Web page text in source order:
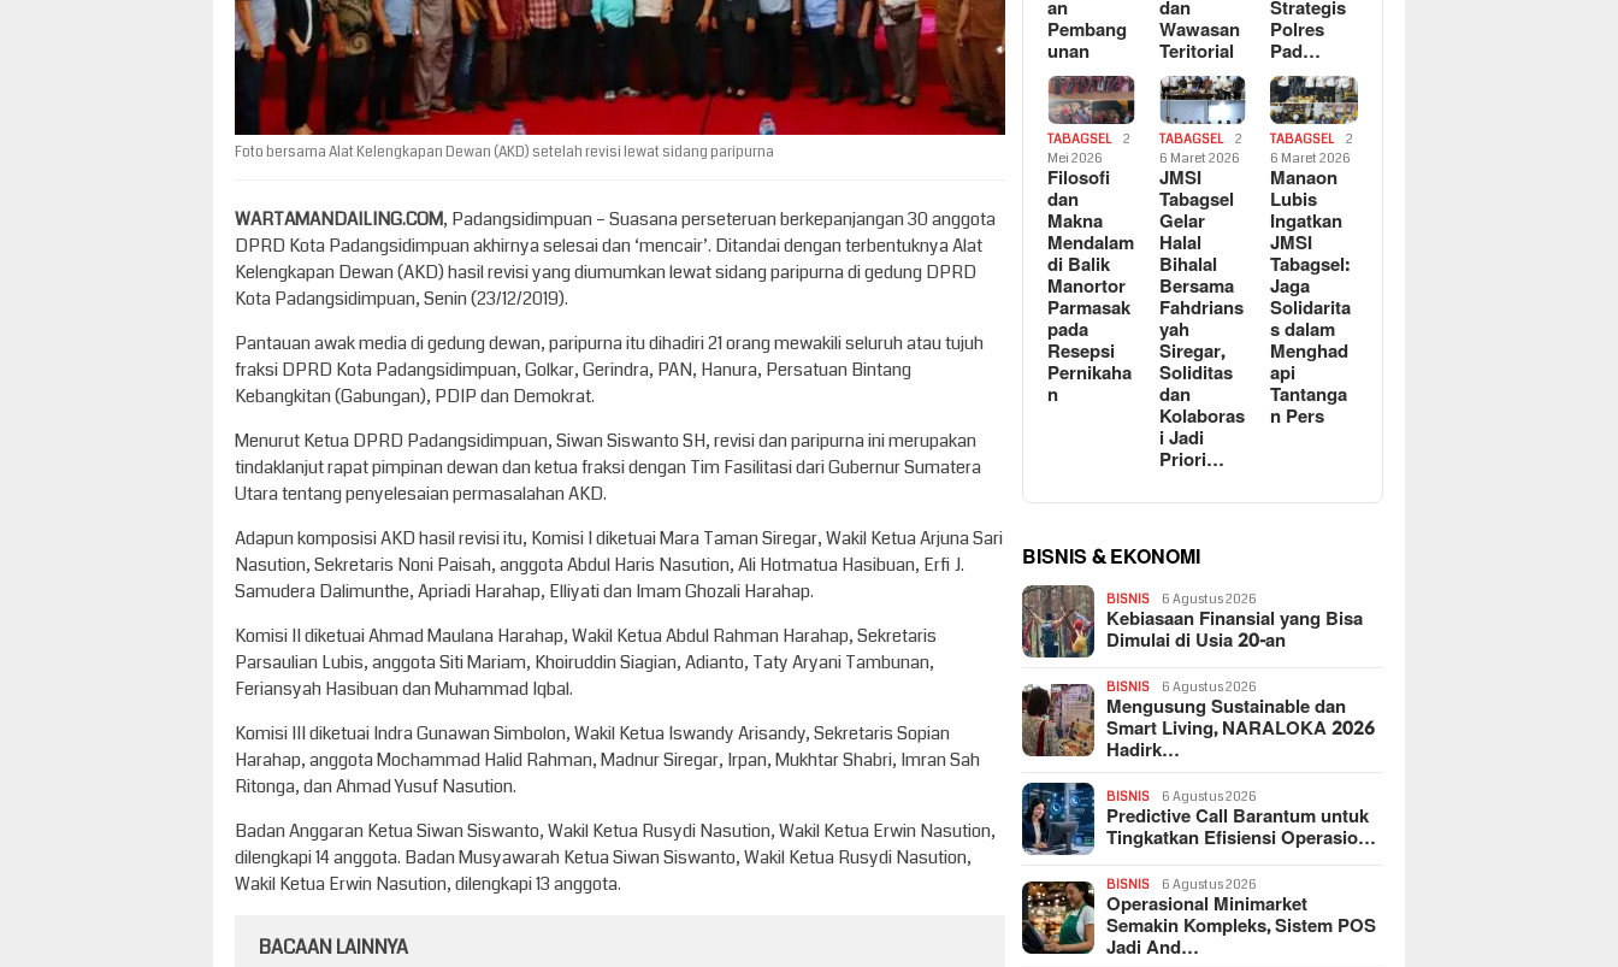
Foto bersama Alat Kelengkapan Dewan (AKD) setelah revisi lewat sidang paripurna
WARTAMANDAILING.COM, Padangsidimpuan – Suasana perseteruan berkepanjangan 30 anggota
DPRD Kota Padangsidimpuan akhirnya selesai dan ‘mencair’. Ditandai dengan terbentuknya Alat
Kelengkapan Dewan (AKD) hasil revisi yang diumumkan lewat sidang paripurna di gedung DPRD
Kota Padangsidimpuan, Senin (23/12/2019).
Pantauan awak media di gedung dewan, paripurna itu dihadiri 21 orang mewakili seluruh atau tujuh
fraksi DPRD Kota Padangsidimpuan, Golkar, Gerindra, PAN, Hanura, Persatuan Bintang
Kebangkitan (Gabungan), PDIP dan Demokrat.
Menurut Ketua DPRD Padangsidimpuan, Siwan Siswanto SH, revisi dan paripurna ini merupakan
tindaklanjut rapat pimpinan dewan dan ketua fraksi dengan Tim Fasilitasi dari Gubernur Sumatera
Utara tentang penyelesaian permasalahan AKD.
Adapun komposisi AKD hasil revisi itu, Komisi I diketuai Mara Taman Siregar, Wakil Ketua Arjuna Sari
Nasution, Sekretaris Noni Paisah, anggota Abdul Haris Nasution, Ali Hotmatua Hasibuan, Erfi J.
Samudera Dalimunthe, Apriadi Harahap, Elliyati dan Imam Ghozali Harahap.
Komisi II diketuai Ahmad Maulana Harahap, Wakil Ketua Abdul Rahman Harahap, Sekretaris
Parsaulian Lubis, anggota Siti Mariam, Khoiruddin Siagian, Adianto, Taty Aryani Tambunan,
Feriansyah Hasibuan dan Muhammad Iqbal.
Komisi III diketuai Indra Gunawan Simbolon, Wakil Ketua Iswandy Arisandy, Sekretaris Sopian
Harahap, anggota Mochammad Halid Rahman, Madnur Siregar, Irpan, Mukhtar Shabri, Imran Sah
Ritonga, dan Ahmad Yusuf Nasution.
Badan Anggaran Ketua Siwan Siswanto, Wakil Ketua Rusydi Nasution, Wakil Ketua Erwin Nasution,
dilengkapi 14 anggota. Badan Musyawarah Ketua Siwan Siswanto, Wakil Ketua Rusydi Nasution,
Wakil Ketua Erwin Nasution, dilengkapi 13 anggota.
BACAAN LAINNYA
an
Pembang
unan
dan
Wawasan
Teritorial
Strategis
Polres
Pad…
TABAGSEL
2
Mei 2026
Filosofi
dan
Makna
Mendalam
di Balik
Manortor
Parmasak
pada
Resepsi
Pernikaha
n
TABAGSEL
2
6 Maret 2026
JMSI
Tabagsel
Gelar
Halal
Bihalal
Bersama
Fahdrians
yah
Siregar,
Soliditas
dan
Kolaboras
i Jadi
Priori…
TABAGSEL
2
6 Maret 2026
Manaon
Lubis
Ingatkan
JMSI
Tabagsel:
Jaga
Solidarita
s dalam
Menghad
api
Tantanga
n Pers
BISNIS & EKONOMI
BISNIS 6 Agustus 2026
Kebiasaan Finansial yang Bisa
Dimulai di Usia 20-an
BISNIS 6 Agustus 2026
Mengusung Sustainable dan
Smart Living, NARALOKA 2026
Hadirk…
BISNIS 6 Agustus 2026
Predictive Call Barantum untuk
Tingkatkan Efisiensi Operasio…
BISNIS 6 Agustus 2026
Operasional Minimarket
Semakin Kompleks, Sistem POS
Jadi And…